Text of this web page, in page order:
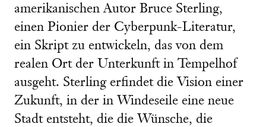
amerikanischen Autor Bruce Sterling,
einen Pionier der Cyberpunk-Literatur,
ein Skript zu entwickeln, das von dem
realen Ort der Unterkunft in Tempelhof
ausgeht. Sterling erfindet die Vision einer
Zukunft, in der in Windeseile eine neue
Stadt entsteht, die die Wünsche, die